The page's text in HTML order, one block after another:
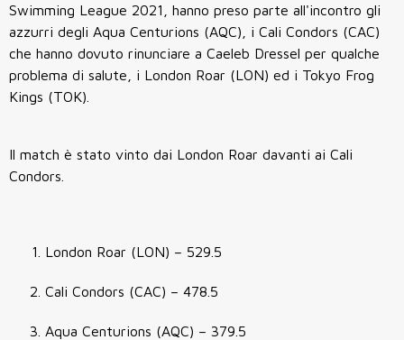
Swimming League 2021, hanno preso parte all'incontro gli
azzurri degli Aqua Centurions (AQC), i Cali Condors (CAC)
che hanno dovuto rinunciare a Caeleb Dressel per qualche
problema di salute, i London Roar (LON) ed i Tokyo Frog
Kings (TOK).
Il match è stato vinto dai London Roar davanti ai Cali
Condors.
London Roar (LON) – 529.5
Cali Condors (CAC) – 478.5
Aqua Centurions (AQC) – 379.5